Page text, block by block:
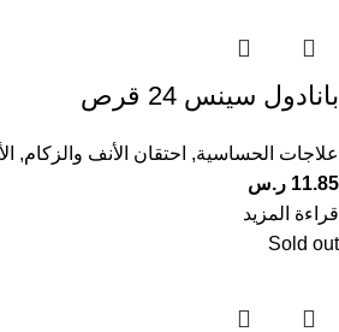
بانادول سينس 24 قرص
علاجات الحساسية, احتقان الأنف والزكام,
11.85 ر.س
قراءة المزيد
Sold out